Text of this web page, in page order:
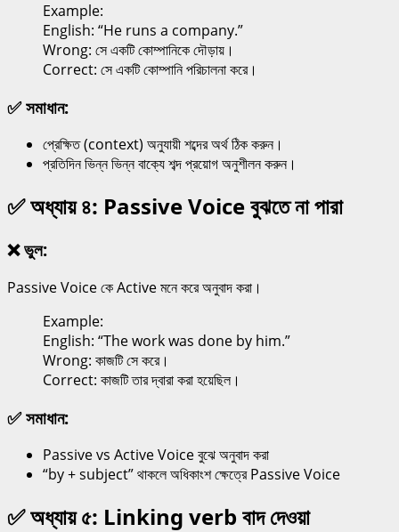
Example:
English: “He runs a company.”
Wrong: সে একটি কোম্পানিকে দৌড়ায়।
Correct: সে একটি কোম্পানি পরিচালনা করে।
✅ সমাধান:
প্রেক্ষিত (context) অনুযায়ী শব্দের অর্থ ঠিক করুন।
প্রতিদিন ভিন্ন ভিন্ন বাক্যে শব্দ প্রয়োগ অনুশীলন করুন।
✅ অধ্যায় ৪: Passive Voice বুঝতে না পারা
❌ ভুল:
Passive Voice কে Active মনে করে অনুবাদ করা।
Example:
English: “The work was done by him.”
Wrong: কাজটি সে করে।
Correct: কাজটি তার দ্বারা করা হয়েছিল।
✅ সমাধান:
Passive vs Active Voice বুঝে অনুবাদ করা
“by + subject” থাকলে অধিকাংশ ক্ষেত্রে Passive Voice
✅ অধ্যায় ৫: Linking verb বাদ দেওয়া